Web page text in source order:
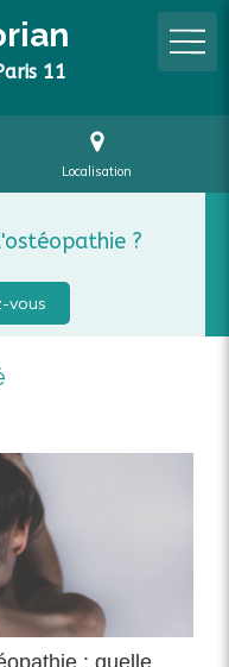
11
Localisation
?
vous